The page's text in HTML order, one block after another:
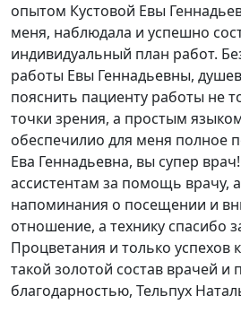
опытом Кустовой Евы
меня, наблюдала и успешно
индивидуальный план работ.
работы Евы Геннадьевны,
пояснить пациенту работы не
точки зрения, а простым
обеспечилио для меня полное
Ева Геннадьевна, вы супер
ассистентам за помощь врачу,
напоминания о посещении и
отношение, а технику спасибо
Процветания и только успехов
такой золотой состав врачей и
благодарностью, Тельпух